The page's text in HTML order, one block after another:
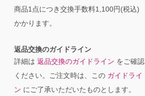
商品1点につき交換手数料1,100円(税込)
かかります。
返品交換のガイドライン
詳細は 返品交換のガイドライン をご確認
ください。ご注文時は、この ガイドライ
ン にご了承いただいたものとします。